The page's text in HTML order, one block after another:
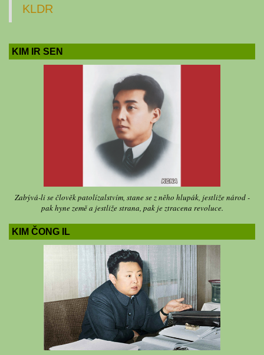
KLDR
KIM IR SEN
Zabývá-li se člověk patolízalstvím, stane se z něho hlupák, jestliže národ -
pak hyne země a jestliže strana, pak je ztracena revoluce.
KIM ČONG IL